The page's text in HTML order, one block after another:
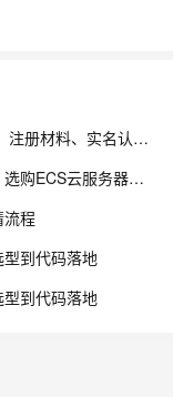
2026阿里云账号注册流程（以企业用户为例）注册材料、实名认证、企业上云补贴及问题解答FAQ
学习笔记：阿里云新手账号注册、实名认证、选购ECS云服务器、部署管理指南
流程
到代码落地
到代码落地